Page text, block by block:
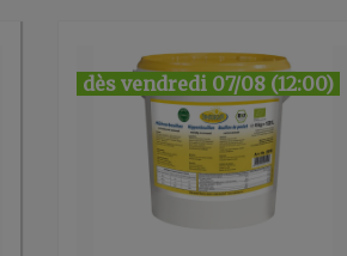
dès vendredi 07/08 (12:00)